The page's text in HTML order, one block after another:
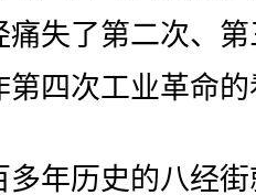
痛失了第二次、
第四次工业革命
年历史的八经街